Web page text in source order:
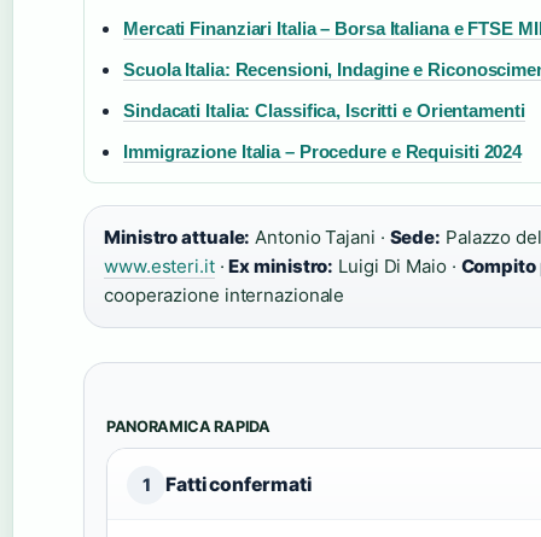
Mercati Finanziari Italia – Borsa Italiana e FTSE
Scuola Italia: Recensioni, Indagine e
Sindacati Italia: Classifica, Iscritti e Orientamenti
Immigrazione Italia – Procedure e Requisiti 2024
Ministro attuale: Antonio Tajani · Sede: Palazzo
www.esteri.it·Ex ministro: Luigi Di Maio ·
cooperazione internazionale
PANORAMICA RAPIDA
1 Fatti confermati